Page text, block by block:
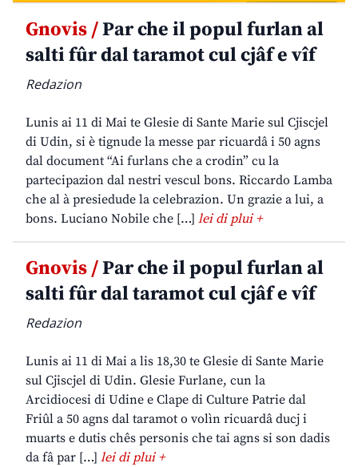
Gnovis /Par che il popul furlan al
salti fûr dal taramot cul cjâf e vîf
Redazion
Lunis ai 11 di Mai te Glesie di Sante Marie sul Cjiscjel
di Udin, si è tignude la messe par ricuardâ i 50 agns
dal document “Ai furlans che a crodin” cu la
partecipazion dal nestri vescul bons. Riccardo Lamba
che al à presiedude la celebrazion. Un grazie a lui, a
bons. Luciano Nobile che […] lei di plui +
Gnovis /Par che il popul furlan al
salti fûr dal taramot cul cjâf e vîf
Redazion
Lunis ai 11 di Mai a lis 18,30 te Glesie di Sante Marie
sul Cjiscjel di Udin. Glesie Furlane, cun la
Arcidiocesi di Udine e Clape di Culture Patrie dal
Friûl a 50 agns dal taramot o volìn ricuardâ ducj i
muarts e dutis chês personis che tai agns si son dadis
da fâ par […] lei di plui +